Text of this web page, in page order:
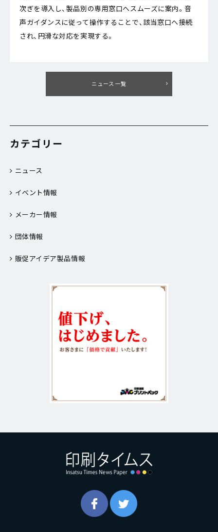
次ぎを導入し、製品別の専用窓口へスムーズに案内。音
声ガイダンスに従って操作することで、該当窓口へ接続
され、円滑な対応を実現する。
ニュース一覧
カテゴリー
ニュース
イベント情報
メーカー情報
団体情報
販促アイデア製品情報